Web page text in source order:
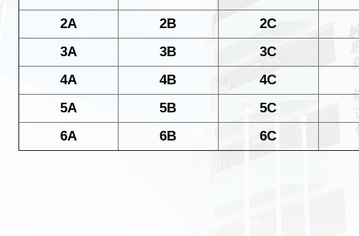
2A 2B
2C
3A
3B
3C
4A
4B
4C
5A
5B
5C
6A
6B 6C